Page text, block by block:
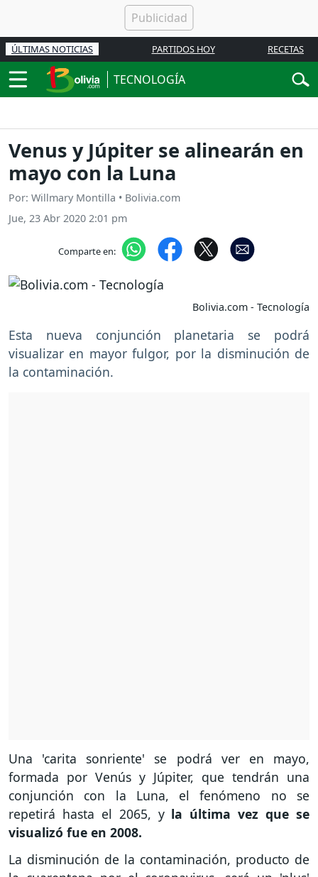
ÚLTIMAS NOTICIAS PARTIDOS HOY RECETAS
TECNOLOGÍA
Venus y Júpiter se alinearán en
mayo con la Luna
Por: Willmary Montilla • Bolivia.com
Jue, 23 Abr 2020 2:01 pm
Comparte en:
Bolivia.com - Tecnología
Esta nueva conjunción planetaria se podrá
visualizar en mayor fulgor, por la disminución de
la contaminación.
Una 'carita sonriente' se podrá ver en mayo,
formada por Venús y Júpiter, que tendrán una
conjunción con la Luna, el fenómeno no se
repetirá hasta el 2065, yla última vez que se
visualizó fue en 2008.
La disminución de la contaminación, producto de